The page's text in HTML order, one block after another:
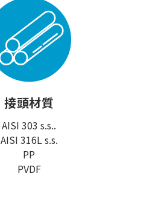
接頭材質
AISI 303 s.s..
AISI 316L s.s.
PP
PVDF